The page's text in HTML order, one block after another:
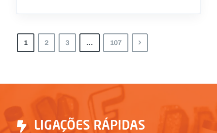
1 2 3 … 107
LIGAÇÕES RÁPIDAS